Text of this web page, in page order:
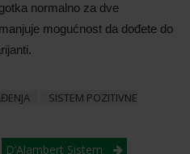
normalno za dve
mogućnost da dođete do
SISTEM POZITIVNE
D’Alambert Sistem